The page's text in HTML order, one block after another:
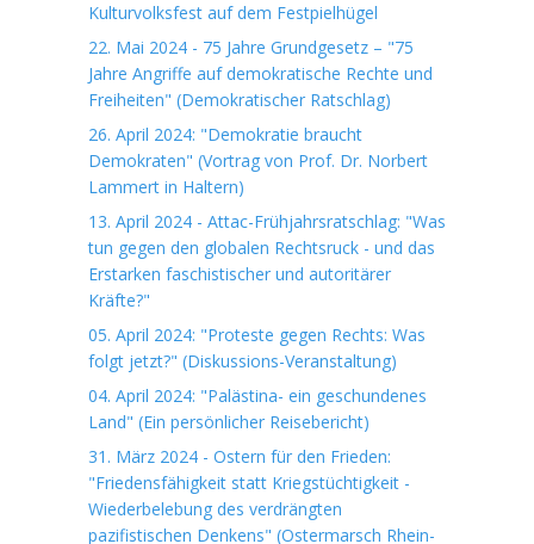
Kulturvolksfest auf dem Festpielhügel
22. Mai 2024 - 75 Jahre Grundgesetz – "75
Jahre Angriffe auf demokratische Rechte und
Freiheiten" (Demokratischer Ratschlag)
26. April 2024: "Demokratie braucht
Demokraten" (Vortrag von Prof. Dr. Norbert
Lammert in Haltern)
13. April 2024 - Attac-Frühjahrsratschlag: "Was
tun gegen den globalen Rechtsruck - und das
Erstarken faschistischer und autoritärer
Kräfte?"
05. April 2024: "Proteste gegen Rechts: Was
folgt jetzt?" (Diskussions-Veranstaltung)
04. April 2024: "Palästina- ein geschundenes
Land" (Ein persönlicher Reisebericht)
31. März 2024 - Ostern für den Frieden:
"Friedensfähigkeit statt Kriegstüchtigkeit -
Wiederbelebung des verdrängten
pazifistischen Denkens" (Ostermarsch Rhein-